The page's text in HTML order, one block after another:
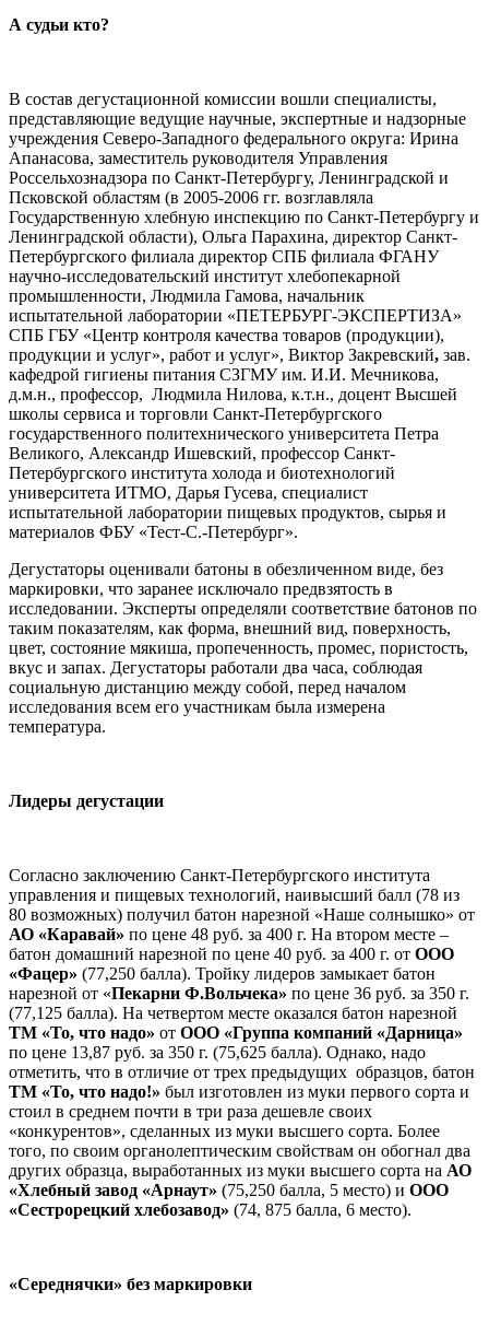
А судьи кто?
В состав дегустационной комиссии вошли специалисты,
представляющие ведущие научные, экспертные и надзорные
учреждения Северо-Западного федерального округа: Ирина
Апанасова, заместитель руководителя Управления
Россельхознадзора по Санкт-Петербургу, Ленинградской и
Псковской областям (в 2005-2006 гг. возглавляла
Государственную хлебную инспекцию по Санкт-Петербургу и
Ленинградской области), Ольга Парахина, директор Санкт-
Петербургского филиала директор СПБ филиала ФГАНУ
научно-исследовательский институт хлебопекарной
промышленности, Людмила Гамова, начальник
испытательной лаборатории «ПЕТЕРБУРГ-ЭКСПЕРТИЗА»
СПБ ГБУ «Центр контроля качества товаров (продукции),
продукции и услуг», работ и услуг», Виктор Закревский, зав.
кафедрой гигиены питания СЗГМУ им. И.И. Мечникова,
д.м.н., профессор, Людмила Нилова, к.т.н., доцент Высшей
школы сервиса и торговли Санкт-Петербургского
государственного политехнического университета Петра
Великого, Александр Ишевский, профессор Санкт-
Петербургского института холода и биотехнологий
университета ИТМО, Дарья Гусева, специалист
испытательной лаборатории пищевых продуктов, сырья и
материалов ФБУ «Тест-С.-Петербург».
Дегустаторы оценивали батоны в обезличенном виде, без
маркировки, что заранее исключало предвзятость в
исследовании. Эксперты определяли соответствие батонов по
таким показателям, как форма, внешний вид, поверхность,
цвет, состояние мякиша, пропеченность, промес, пористость,
вкус и запах. Дегустаторы работали два часа, соблюдая
социальную дистанцию между собой, перед началом
исследования всем его участникам была измерена
температура.
Лидеры дегустации
Согласно заключению Санкт-Петербургского института
управления и пищевых технологий, наивысший балл (78 из
80 возможных) получил батон нарезной «Наше солнышко» от
АО «Каравай» по цене 48 руб. за 400 г. На втором месте –
батон домашний нарезной по цене 40 руб. за 400 г. от ООО
«Фацер» (77,250 балла). Тройку лидеров замыкает батон
нарезной от «Пекарни Ф.Вольчека» по цене 36 руб. за 350 г.
(77,125 балла). На четвертом месте оказался батон нарезной
ТМ «То, что надо» от ООО «Группа компаний «Дарница»
по цене 13,87 руб. за 350 г. (75,625 балла). Однако, надо
отметить, что в отличие от трех предыдущих образцов, батон
ТМ «То, что надо!» был изготовлен из муки первого сорта и
стоил в среднем почти в три раза дешевле своих
«конкурентов», сделанных из муки высшего сорта. Более
того, по своим органолептическим свойствам он обогнал два
других образца, выработанных из муки высшего сорта на АО
«Хлебный завод «Арнаут» (75,250 балла, 5 место) и ООО
«Сестрорецкий хлебозавод» (74, 875 балла, 6 место).
«Середнячки» без маркировки